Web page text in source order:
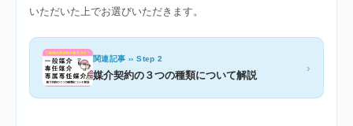
いただいた上でお選びいただきます。
関連記事 ›› Step 2
媒介契約の３つの種類について解説
›